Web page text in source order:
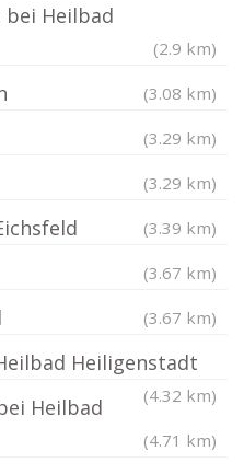
bei Heilbad
(2.9 km)
(3.08 km)
(3.29 km)
(3.29 km)
(3.39 km)
(3.67 km)
(3.67 km)
Heiligenstadt
(4.32 km)
Heilbad
(4.71 km)